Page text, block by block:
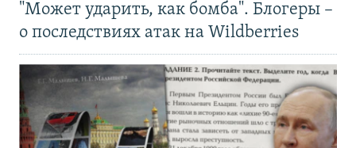
"Может ударить, как бомба". Блогеры –
о последствиях атак на Wildberries